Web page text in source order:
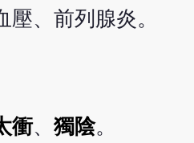
、前列腺炎。
衝、 獨陰。